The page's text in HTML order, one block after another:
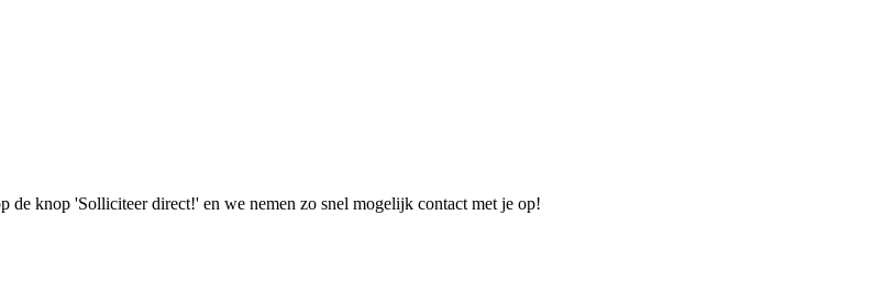
de knop 'Solliciteer direct!' en we nemen zo snel mogelijk contact met je op!